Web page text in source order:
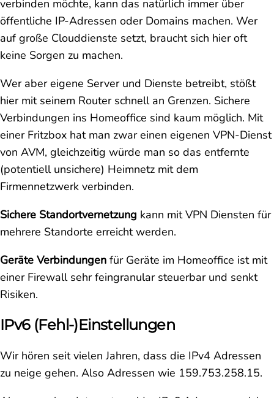
verbinden möchte, kann das natürlich immer über
öffentliche IP-Adressen oder Domains machen. Wer
auf große Clouddienste setzt, braucht sich hier oft
keine Sorgen zu machen.
Wer aber eigene Server und Dienste betreibt, stößt
hier mit seinem Router schnell an Grenzen. Sichere
Verbindungen ins Homeoffice sind kaum möglich. Mit
einer Fritzbox hat man zwar einen eigenen VPN-Dienst
von AVM, gleichzeitig würde man so das entfernte
(potentiell unsichere) Heimnetz mit dem
Firmennetzwerk verbinden.
Sichere Standortvernetzung kann mit VPN Diensten für
mehrere Standorte erreicht werden.
Geräte Verbindungen für Geräte im Homeoffice ist mit
einer Firewall sehr feingranular steuerbar und senkt
Risiken.
IPv6 (Fehl-)Einstellungen
Wir hören seit vielen Jahren, dass die IPv4 Adressen
zu neige gehen. Also Adressen wie 159.753.258.15.